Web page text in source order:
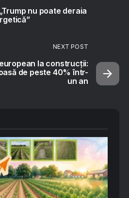
nu poate deraia
NEXT POST
la construcții:
de peste 40% într-
un an